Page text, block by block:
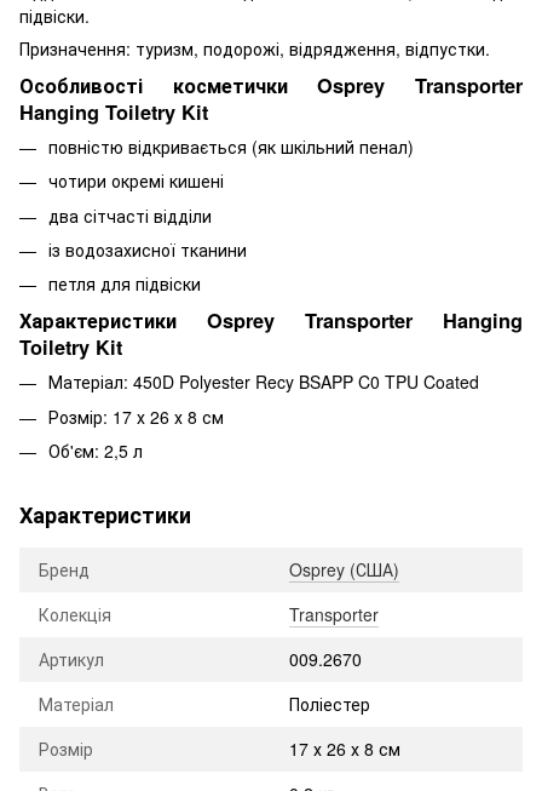
підвіски.
Призначення: туризм, подорожі, відрядження, відпустки.
Особливості косметички Osprey Transporter
Hanging Toiletry Kit
повністю відкривається (як шкільний пенал)
чотири окремі кишені
два сітчасті відділи
із водозахисної тканини
петля для підвіски
Характеристики Osprey Transporter Hanging
Toiletry Kit
Матеріал: 450D Polyester Recy BSAPP C0 TPU Coated
Розмір: 17 х 26 х 8 см
Об'єм: 2,5 л
Характеристики
Бренд
Osprey (США)
Колекція
Transporter
Артикул
009.2670
Матеріал
Поліестер
Розмір
17 х 26 х 8 см